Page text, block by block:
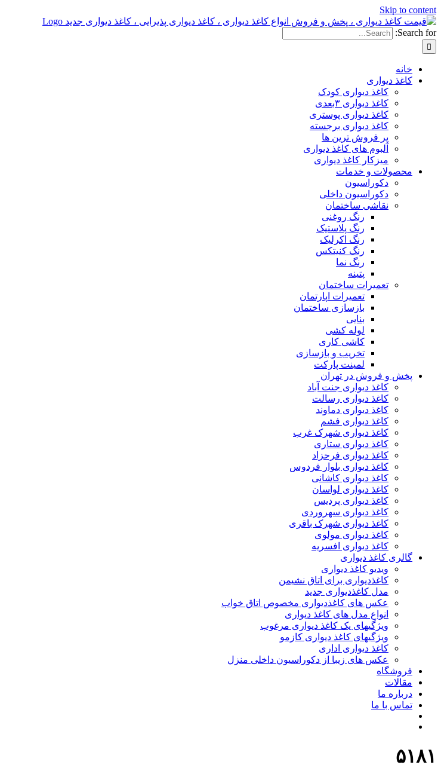
Skip to content
Search for:
خانه
کاغذ دیواری
کاغذ دیواری کودک
کاغذ دیواری ۳بعدی
کاغذ دیواری پوستری
کاغذ دیواری برجسته
پر فروش ترین ها
آلبوم های کاغذ دیواری
میزکار کاغذ دیواری
محصولات و خدمات
دکوراسیون
دکوراسیون داخلی
نقاشی ساختمان
رنگ روغنی
رنگ پلاستیک
رنگ اکرلیک
رنگ کنیتکس
رنگ نما
پتینه
تعمیرات ساختمان
تعمیرات اپارتمان
بازسازی ساختمان
بنایی
لوله کشی
کاشی کاری
تخریب و بازسازی
لمینت پارکت
پخش و فروش در تهران
کاغذ دیواری جنت آباد
کاغذ دیواری رسالت
کاغذ دیواری دماوند
کاغذ دیواری فشم
کاغذ دیواری شهرک غرب
کاغذ دیواری ستاری
کاغذ دیواری فرحزاد
کاغذ دیواری بلوار فردوس
کاغذ دیواری کاشانی
کاغذ دیواری لواسان
کاغذ دیواری پردیس
کاغذ دیواری سهروردی
کاغذ دیواری شهرک باقری
کاغذ دیواری مولوی
کاغذ دیواری افسریه
گالری کاغذ دیواری
ویدیو کاغذ دیواری
کاغذدیواری برای اتاق نشیمن
مدل کاغذدیواری جدید
عکس های کاغذدیواری مخصوص اتاق خواب
انواع مدل های کاغذ دیواری
ویژگیهای یک کاغذ دیواری مرغوب
ویژگیهای کاغذ دیواری کازمو
کاغذ دیواری اداری
عکس های زیبا از دکوراسیون داخلی منزل
فروشگاه
مقالات
درباره ما
تماس با ما
۵۱۸۱